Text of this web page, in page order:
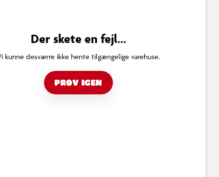
Der skete en fejl...
kunne desværre ikke hente tilgængelige varehuse.
PRØV IGEN